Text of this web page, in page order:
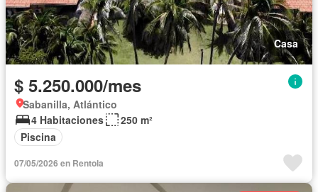
Casa
$ 5.250.000/mes
Sabanilla, Atlántico
4 Habitaciones
250 m²
Piscina
07/05/2026 en Rentola